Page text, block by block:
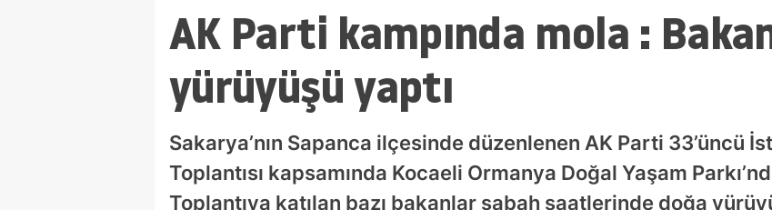
Ankara
Aydın
Balıkesir
AK Parti kampında mola :
yürüyüşü yaptı
Sakarya’nın Sapanca ilçesinde düzenlenen AK Parti 33’üncü
Toplantısı kapsamında Kocaeli Ormanya Doğal Yaşam
Toplantıya katılan bazı bakanlar sabah saatlerinde doğa